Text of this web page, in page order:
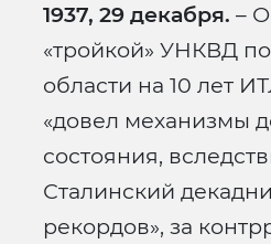
1937, 29 декабря. –
«тройкой» УНКВД
области на 10 лет
«довел механизмы
состояния,
Сталинский
рекордов», за